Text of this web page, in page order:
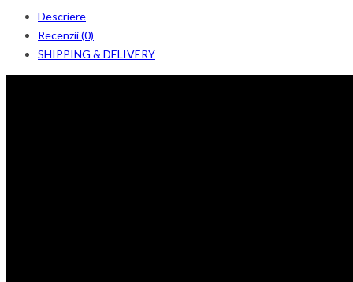
Descriere
Recenzii (0)
SHIPPING & DELIVERY